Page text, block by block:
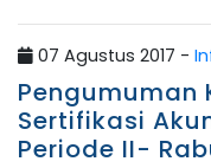
07 Agustus 2017 -
Pengumuman
Sertifikasi
Periode II-